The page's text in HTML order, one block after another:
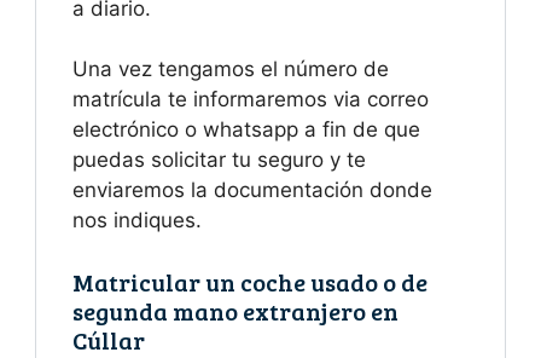
a diario.
Una vez tengamos el número de
matrícula te informaremos via correo
electrónico o whatsapp a fin de que
puedas solicitar tu seguro y te
enviaremos la documentación donde
nos indiques.
Matricular un coche usado o de
segunda mano extranjero en
Cúllar